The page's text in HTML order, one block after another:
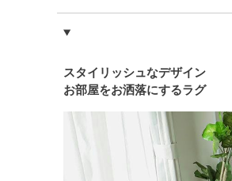
スタイリッシュなデザイン
お部屋をお洒落にするラグ